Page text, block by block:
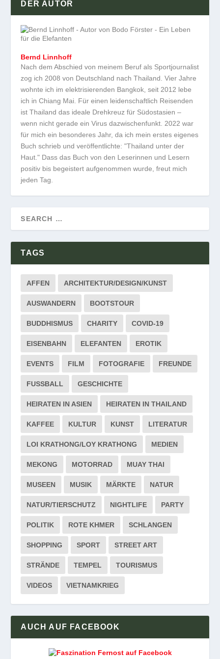
DER AUTOR
Bernd Linnhoff
Nach dem Abschied von meinem Beruf als Sportjournalist
zog ich 2008 von Deutschland nach Thailand. Vier Jahre
wohnte ich im elektrisierenden Bangkok, seit 2012 lebe
ich in Chiang Mai. Für einen leidenschaftlich Reisenden
ist Thailand das ideale Drehkreuz für Südostasien –
wenn nicht gerade ein Virus dazwischenfunkt. 2022 war
für mich ein besonderes Jahr, da ich mein erstes eigenes
Buch schrieb und veröffentlichte: "Thailand unter der
Haut." Dass das Buch von den Leserinnen und Lesern
positiv bis begeistert aufgenommen wurde, freut mich
jeden Tag.
TAGS
AFFEN ARCHITEKTUR/DESIGN/KUNST
AUSWANDERN BOOTSTOUR
BUDDHISMUS CHARITY COVID-19
EISENBAHN ELEFANTEN EROTIK
EVENTS FILM FOTOGRAFIE FREUNDE
FUSSBALL GESCHICHTE
HEIRATEN IN ASIEN HEIRATEN IN THAILAND
KAFFEE KULTUR KUNST LITERATUR
LOI KRATHONG/LOY KRATHONG MEDIEN
MEKONG MOTORRAD MUAY THAI
MUSEEN MUSIK MÄRKTE NATUR
NATUR/TIERSCHUTZ NIGHTLIFE PARTY
POLITIK ROTE KHMER SCHLANGEN
SHOPPING SPORT STREET ART
STRÄNDE TEMPEL TOURISMUS
VIDEOS VIETNAMKRIEG
AUCH AUF FACEBOOK